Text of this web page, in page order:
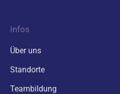
Infos
Über uns
Standorte
Teambildung